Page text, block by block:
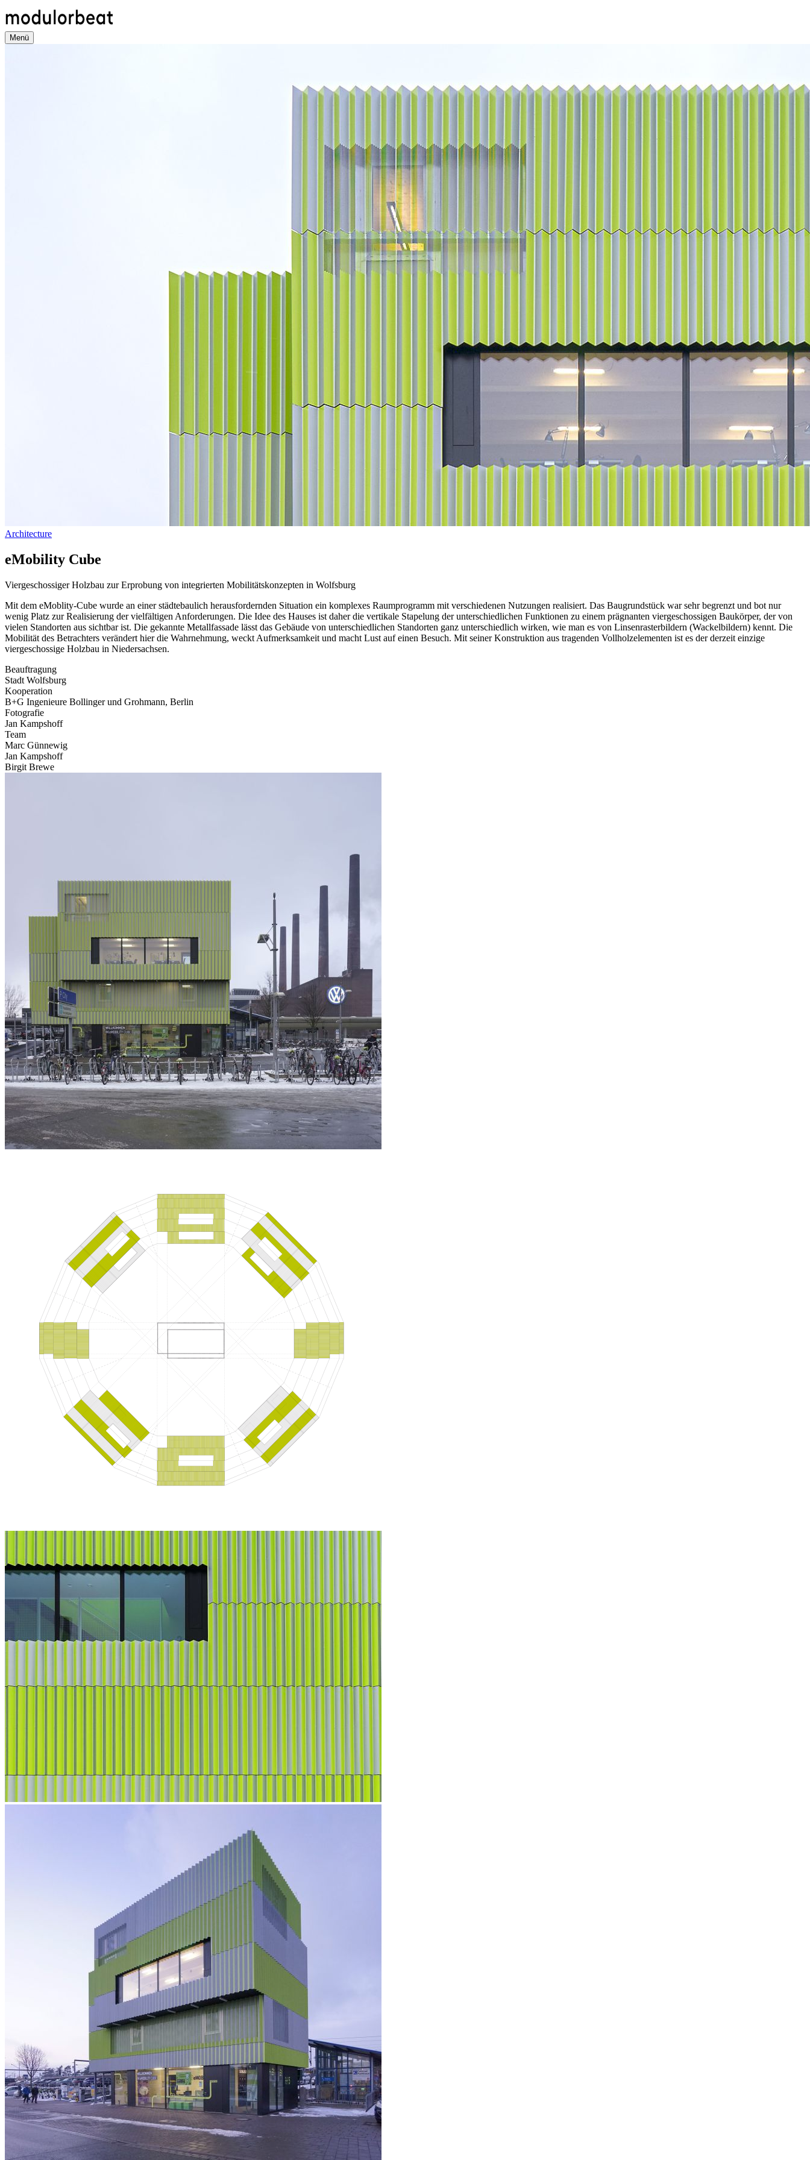
zum
Inhalt
Menü
Architecture
eMobility Cube
Viergeschossiger Holzbau zur Erprobung von integrierten Mobilitätskonzepten in Wolfsburg
Mit dem eMoblity-Cube wurde an einer städtebaulich herausfordernden Situation ein komplexes Raumprogramm mit verschiedenen Nutzungen realisiert. Das Baugrundstück war sehr begrenzt und bot nur
wenig Platz zur Realisierung der vielfältigen Anforderungen. Die Idee des Hauses ist daher die vertikale Stapelung der unterschiedlichen Funktionen zu einem prägnanten viergeschossigen Baukörper, der von
vielen Standorten aus sichtbar ist. Die gekannte Metallfassade lässt das Gebäude von unterschiedlichen Standorten ganz unterschiedlich wirken, wie man es von Linsenrasterbildern (Wackelbildern) kennt. Die
Mobilität des Betrachters verändert hier die Wahrnehmung, weckt Aufmerksamkeit und macht Lust auf einen Besuch. Mit seiner Konstruktion aus tragenden Vollholzelementen ist es der derzeit einzige
viergeschossige Holzbau in Niedersachsen.
Beauftragung
Stadt Wolfsburg
Kooperation
B+G Ingenieure Bollinger und Grohmann, Berlin
Fotografie
Jan Kampshoff
Team
Marc Günnewig
Jan Kampshoff
Birgit Brewe